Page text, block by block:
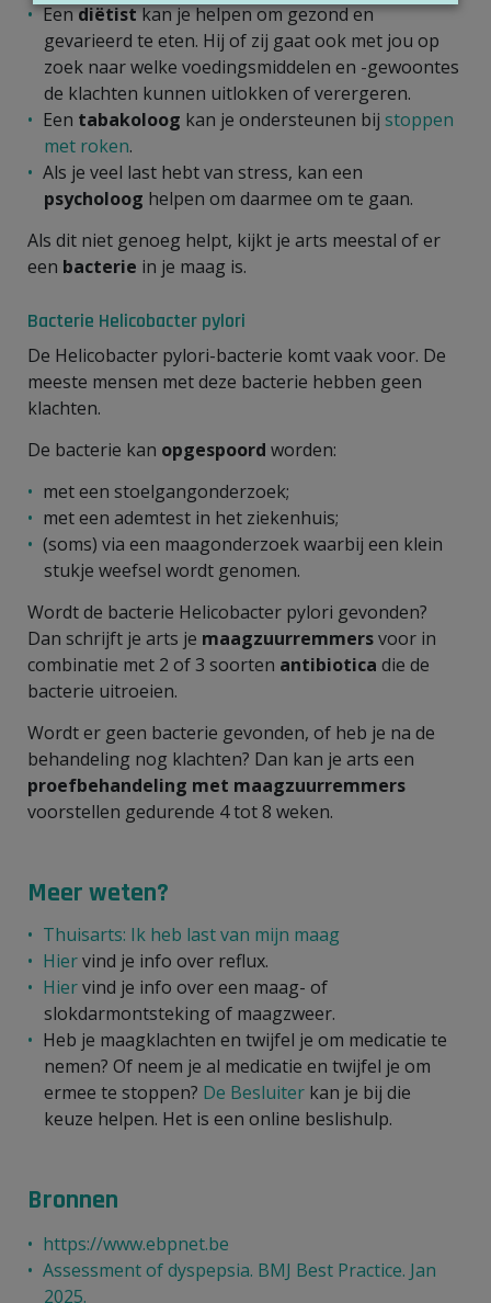
Eendiëtistkan je helpen om gezond en
gevarieerd te eten. Hij of zij gaat ook met jou op
zoek naar welke voedingsmiddelen en -gewoontes
de klachten kunnen uitlokken of verergeren.
Een tabakoloog kan je ondersteunen bij stoppen
met roken.
Als je veel last hebt van stress, kan een
psycholoog helpen om daarmee om te gaan.
Als dit niet genoeg helpt, kijkt je arts meestal of er
een bacterie in je maag is.
Bacterie Helicobacter pylori
De Helicobacter pylori-bacterie komt vaak voor. De
meeste mensen met deze bacterie hebben geen
klachten.
De bacterie kan opgespoord worden:
met een stoelgangonderzoek;
met een ademtest in het ziekenhuis;
(soms) via een maagonderzoek waarbij een klein
stukje weefsel wordt genomen.
Wordt de bacterie Helicobacter pylori gevonden?
Dan schrijft je arts je maagzuurremmersvoor in
combinatie met 2 of 3 soorten antibiotica die de
bacterie uitroeien.
Wordt er geen bacterie gevonden, of heb je na de
behandeling nog klachten? Dan kan je arts een
proefbehandeling met maagzuurremmers
voorstellen gedurende 4 tot 8 weken.
Meer weten?
Thuisarts: Ik heb last van mijn maag
Hiervind je info over reflux.
Hiervind je info over een maag- of
slokdarmontsteking of maagzweer.
Heb je maagklachten en twijfel je om medicatie te
nemen? Of neem je al medicatie en twijfel je om
ermee te stoppen? De Besluiter kan je bij die
keuze helpen. Het is een online beslishulp.
Bronnen
https://www.ebpnet.be
Assessment of dyspepsia. BMJ Best Practice. Jan
2025.